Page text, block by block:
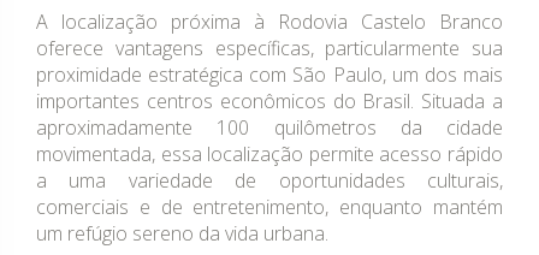
A localização próxima à Rodovia Castelo Branco
oferece vantagens específicas, particularmente sua
proximidade estratégica com São Paulo, um dos mais
importantes centros econômicos do Brasil. Situada a
aproximadamente 100 quilômetros da cidade
movimentada, essa localização permite acesso rápido
a uma variedade de oportunidades culturais,
comerciais e de entretenimento, enquanto mantém
um refúgio sereno da vida urbana.